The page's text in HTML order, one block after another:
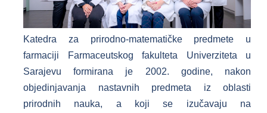
Katedra za prirodno-matematičke predmete u
farmaciji Farmaceutskog fakulteta Univerziteta u
Sarajevu formirana je 2002. godine, nakon
objedinjavanja nastavnih predmeta iz oblasti
prirodnih nauka, a koji se izučavaju na